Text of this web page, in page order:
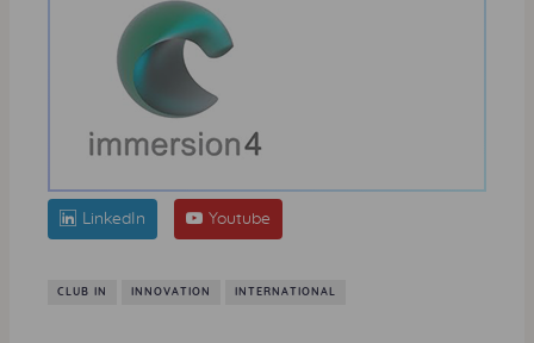
LinkedIn Youtube
CLUB IN INNOVATION INTERNATIONAL